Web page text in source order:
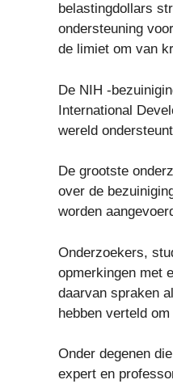
belastingdollars
ondersteuning
de limiet om van
De NIH -
International
wereld
De grootste
over de
worden
Onderzoekers,
opmerkingen met
daarvan spraken
hebben verteld
Onder degenen
expert en